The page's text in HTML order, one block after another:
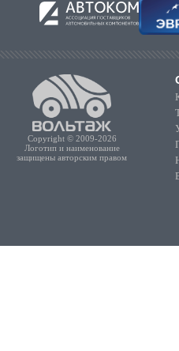
Copyright © 2009-2026
Логотип и наименование
защищены авторским правом